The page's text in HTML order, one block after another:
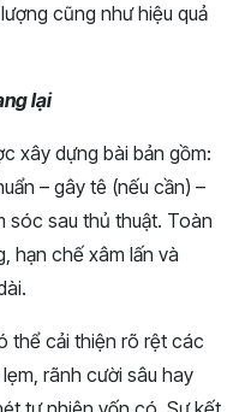
cũng như hiệu quả
lại
xây dựng bài bản gồm:
– gây tê (nếu cần) –
sóc sau thủ thuật. Toàn
hạn chế xâm lấn và
thể cải thiện rõ rệt các
rãnh cười sâu hay